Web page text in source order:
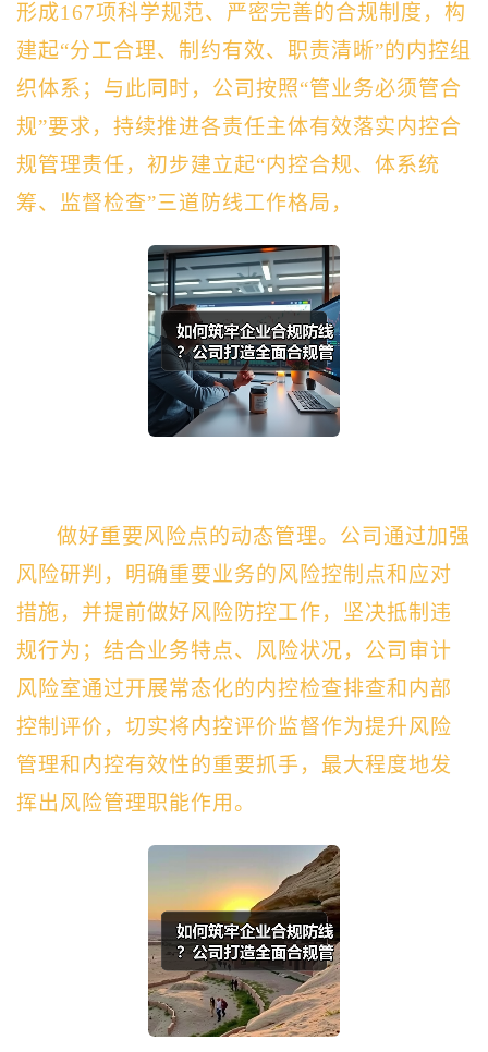
形成167项科学规范、严密完善的合规制度，构
建起“分工合理、制约有效、职责清晰”的内控组
织体系；与此同时，公司按照“管业务必须管合
规”要求，持续推进各责任主体有效落实内控合
规管理责任，初步建立起“内控合规、体系统
筹、监督检查”三道防线工作格局，
做好重要风险点的动态管理。 公司通过加强
风险研判，明确重要业务的风险控制点和应对
措施，并提前做好风险防控工作，坚决抵制违
规行为；结合业务特点、风险状况，公司审计
风险室通过开展常态化的内控检查排查和内部
控制评价，切实将内控评价监督作为提升风险
管理和内控有效性的重要抓手，最大程度地发
挥出风险管理职能作用。